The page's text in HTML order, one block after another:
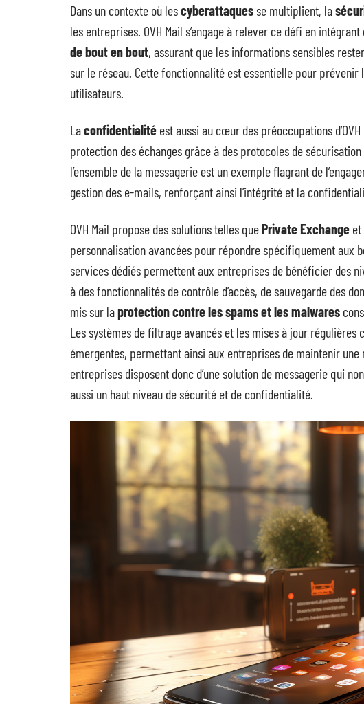
Dans un contexte où lescyberattaquesse multiplient, la
les entreprises. OVH Mail s’engage à relever ce défi en
de bout en bout, assurant que les informations sensibles
sur le réseau. Cette fonctionnalité est essentielle pour
utilisateurs.
Laconfidentialité est aussi au cœur des préoccupations
protection des échanges grâce à des protocoles de sécurisation
l’ensemble de la messagerie est un exemple flagrant de
gestion des e-mails, renforçant ainsi l’intégrité et la
OVH Mail propose des solutions telles quePrivate Exchange et
personnalisation avancées pour répondre spécifiquement aux
services dédiés permettent aux entreprises de bénéficier des
à des fonctionnalités de contrôle d’accès, de sauvegarde des
mis sur laprotection contre les spams et les malwares
Les systèmes de filtrage avancés et les mises à jour
émergentes, permettant ainsi aux entreprises de maintenir une
entreprises disposent donc d’une solution de messagerie qui
aussi un haut niveau de sécurité et de confidentialité.